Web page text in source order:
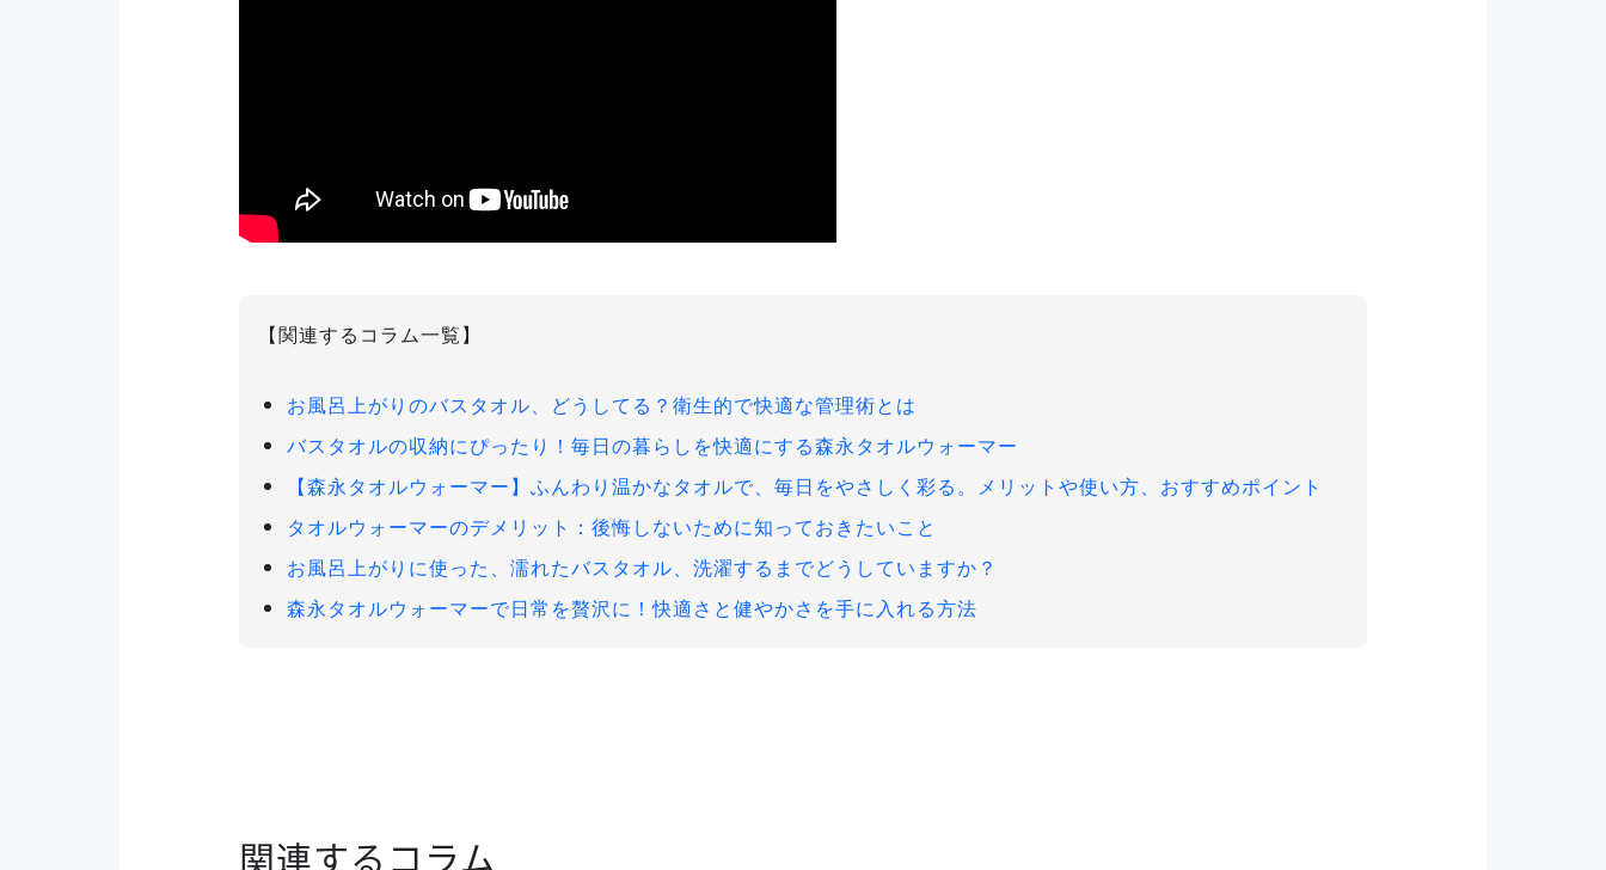
【関連するコラム一覧】
お風呂上がりのバスタオル、どうしてる？衛生的で快適な管理術とは
バスタオルの収納にぴったり！毎日の暮らしを快適にする森永タオルウォーマー
【森永タオルウォーマー】ふんわり温かなタオルで、毎日をやさしく彩る。メリットや使い方、おすすめポイント
タオルウォーマーのデメリット：後悔しないために知っておきたいこと
お風呂上がりに使った、濡れたバスタオル、洗濯するまでどうしていますか？
森永タオルウォーマーで日常を贅沢に！快適さと健やかさを手に入れる方法
関連するコラム